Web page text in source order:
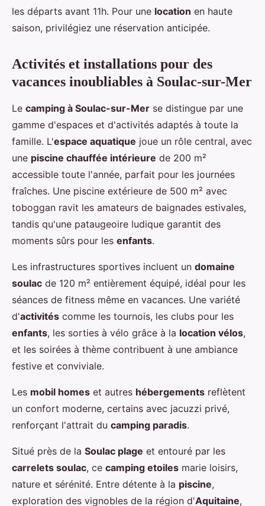
les départs avant 11h. Pour une location en haute
saison, privilégiez une réservation anticipée.
Activités et installations pour des
vacances inoubliables à Soulac-sur-Mer
Le camping à Soulac-sur-Mer se distingue par une
gamme d'espaces et d'activités adaptés à toute la
famille. L'espace aquatique joue un rôle central, avec
une piscine chauffée intérieure de 200 m²
accessible toute l'année, parfait pour les journées
fraîches. Une piscine extérieure de 500 m² avec
toboggan ravit les amateurs de baignades estivales,
tandis qu'une pataugeoire ludique garantit des
moments sûrs pour les enfants.
Les infrastructures sportives incluent un domaine
soulac de 120 m² entièrement équipé, idéal pour les
séances de fitness même en vacances. Une variété
d'activités comme les tournois, les clubs pour les
enfants, les sorties à vélo grâce à la location vélos,
et les soirées à thème contribuent à une ambiance
festive et conviviale.
Les mobil homes et autres hébergements reflètent
un confort moderne, certains avec jacuzzi privé,
renforçant l'attrait du camping paradis.
Situé près de la Soulac plage et entouré par les
carrelets soulac, ce camping etoiles marie loisirs,
nature et sérénité. Entre détente à la piscine,
exploration des vignobles de la région d'Aquitaine,